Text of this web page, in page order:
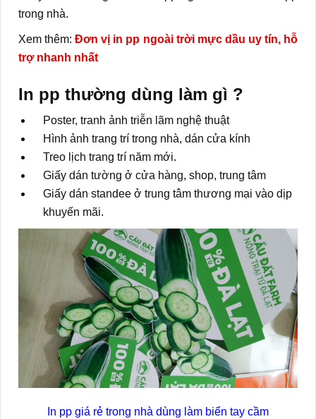
trong nhà.
Xem thêm:Đơn vị in pp ngoài trời mực dầu uy tín, hỗ
trợ nhanh nhất
In pp thường dùng làm gì ?
Poster, tranh ảnh triễn lãm nghệ thuật
Hình ảnh trang trí trong nhà, dán cửa kính
Treo lịch trang trí năm mới.
Giấy dán tường ở cửa hàng, shop, trung tâm
Giấy dán standee ở trung tâm thương mại vào dịp
khuyến mãi.
In pp giá rẻ trong nhà dùng làm biển tay cầm